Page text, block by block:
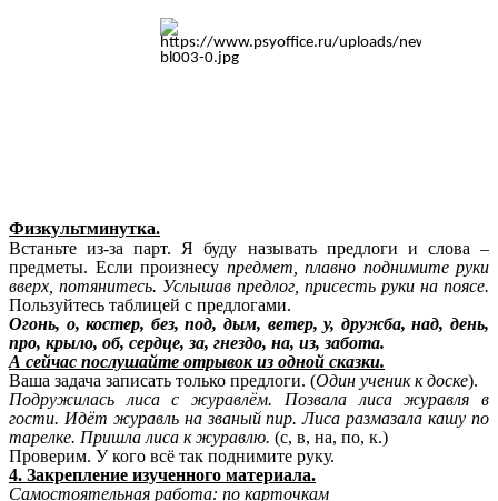
Физкультминутка.
Встаньте из-за парт. Я буду называть предлоги и слова –
предметы. Если произнесу предмет, плавно поднимите руки
вверх, потянитесь. Услышав предлог, присесть руки на поясе.
Пользуйтесь таблицей с предлогами.
Огонь, о, костер, без, под, дым, ветер, у, дружба, над, день,
про, крыло, об, сердце, за, гнездо, на, из, забота.
А сейчас послушайте отрывок из одной сказки.
Ваша задача записать только предлоги. (Один ученик к доске).
Подружилась лиса с журавлём. Позвала лиса журавля в
гости. Идёт журавль на званый пир. Лиса размазала кашу по
тарелке. Пришла лиса к журавлю. (с, в, на, по, к.)
Проверим. У кого всё так поднимите руку.
4. Закрепление изученного материала.
Самостоятельная работа: по карточкам